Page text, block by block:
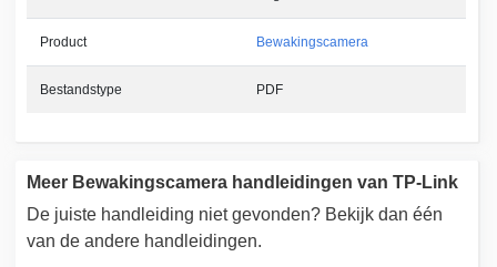
Product Bewakingscamera
Bestandstype PDF
Meer Bewakingscamera handleidingen van TP-Link
De juiste handleiding niet gevonden? Bekijk dan één
van de andere handleidingen.